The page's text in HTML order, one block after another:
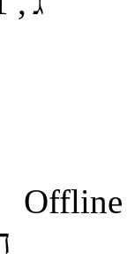
Offline